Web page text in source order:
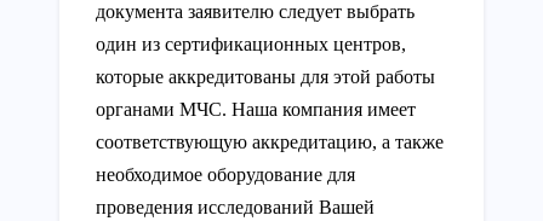
документа заявителю следует выбрать
один из сертификационных центров,
которые аккредитованы для этой работы
органами МЧС. Наша компания имеет
соответствующую аккредитацию, а также
необходимое оборудование для
проведения исследований Вашей